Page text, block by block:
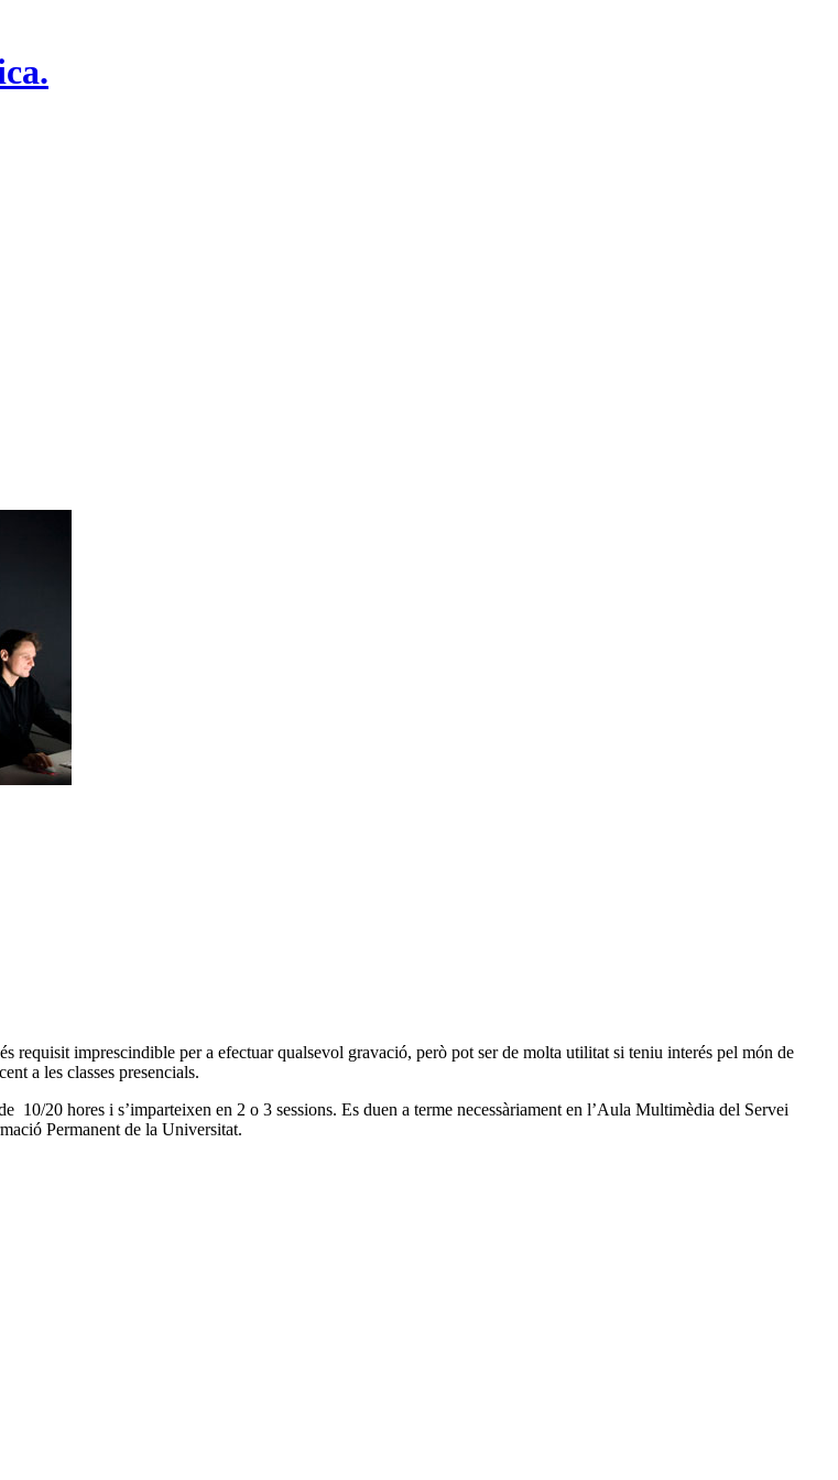
requisit imprescindible per a efectuar qualsevol gravació, però pot ser de molta utilitat si teniu interés pel món de
a les classes presencials.
10/20 hores i s’imparteixen en 2 o 3 sessions. Es duen a terme necessàriament en l’Aula Multimèdia del Servei
Permanent de la Universitat.